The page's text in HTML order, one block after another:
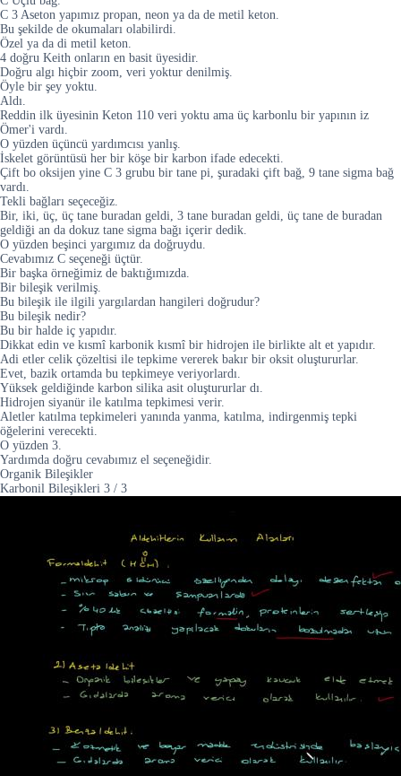
C 3 Aseton yapımız propan, neon ya da de metil keton.
Bu şekilde de okumaları olabilirdi.
Özel ya da di metil keton.
4 doğru Keith onların en basit üyesidir.
Doğru algı hiçbir zoom, veri yoktur denilmiş.
Öyle bir şey yoktu.
Aldı.
Reddin ilk üyesinin Keton 110 veri yoktu ama üç karbonlu bir yapının iz
Ömer'i vardı.
O yüzden üçüncü yardımcısı yanlış.
İskelet görüntüsü her bir köşe bir karbon ifade edecekti.
Çift bo oksijen yine C 3 grubu bir tane pi, şuradaki çift bağ, 9 tane sigma bağ
vardı.
Tekli bağları seçeceğiz.
Bir, iki, üç, üç tane buradan geldi, 3 tane buradan geldi, üç tane de buradan
geldiği an da dokuz tane sigma bağı içerir dedik.
O yüzden beşinci yargımız da doğruydu.
Cevabımız C seçeneği üçtür.
Bir başka örneğimiz de baktığımızda.
Bir bileşik verilmiş.
Bu bileşik ile ilgili yargılardan hangileri doğrudur?
Bu bileşik nedir?
Bu bir halde iç yapıdır.
Dikkat edin ve kısmî karbonik kısmî bir hidrojen ile birlikte alt et yapıdır.
Adi etler celik çözeltisi ile tepkime vererek bakır bir oksit oluştururlar.
Evet, bazik ortamda bu tepkimeye veriyorlardı.
Yüksek geldiğinde karbon silika asit oluştururlar dı.
Hidrojen siyanür ile katılma tepkimesi verir.
Aletler katılma tepkimeleri yanında yanma, katılma, indirgenmiş tepki
öğelerini verecekti.
O yüzden 3.
Yardımda doğru cevabımız el seçeneğidir.
Organik Bileşikler
Karbonil Bileşikleri 3 / 3